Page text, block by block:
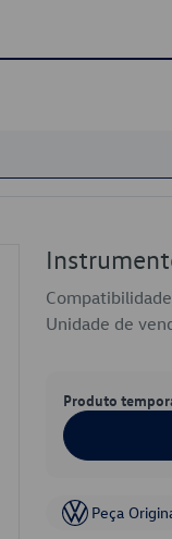
Unidade de
Produto
Peça